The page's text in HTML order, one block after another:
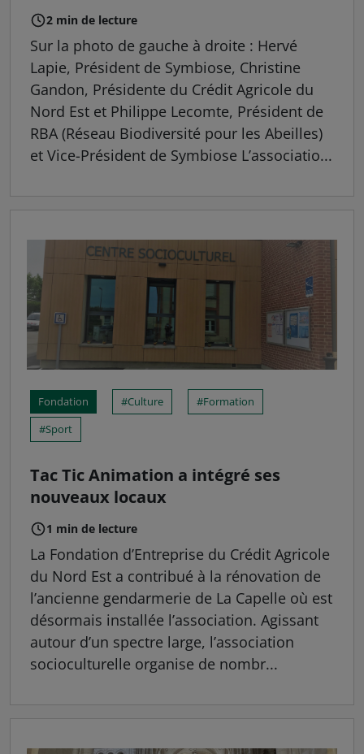
2 min de lecture
Sur la photo de gauche à droite : Hervé
Lapie, Président de Symbiose, Christine
Gandon, Présidente du Crédit Agricole du
Nord Est et Philippe Lecomte, Président de
RBA (Réseau Biodiversité pour les Abeilles)
et Vice-Président de Symbiose L’associatio...
Fondation Culture
Formation
Sport
Tac Tic Animation a intégré ses
nouveaux locaux
1 min de lecture
La Fondation d’Entreprise du Crédit Agricole
du Nord Est a contribué à la rénovation de
l’ancienne gendarmerie de La Capelle où est
désormais installée l’association. Agissant
autour d’un spectre large, l’association
socioculturelle organise de nombr...